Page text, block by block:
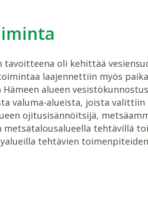
tavoitteena oli kehittää
laajennettiin myös
alueen
valuma-alueista, joista
ojitusisännöitsijä,
tehtävillä
tehtävien